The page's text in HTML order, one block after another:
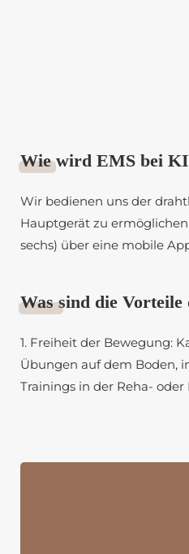
Wiewird EMS bei
Wir bedienen uns der
Hauptgerät zu
sechs) über eine mobile
Wassind die Vorteile
1. Freiheit der Bewegung:
Übungen auf dem Boden,
Trainings in der Reha- oder